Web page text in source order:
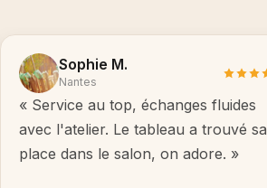
Sophie M.
Nantes
« Service au top, échanges fluides
avec l'atelier. Le tableau a trouvé sa
place dans le salon, on adore. »